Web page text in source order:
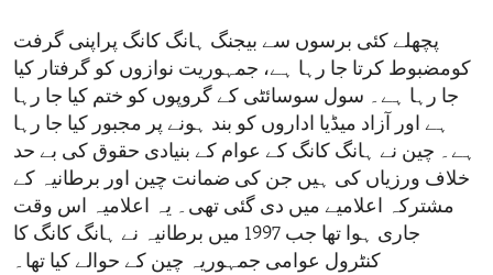
پچھلے کئی برسوں سے بیجنگ ہانگ کانگ پراپنی گرفت
کومضبوط کرتا جا رہا ہے، جمہوریت نوازوں کو گرفتار کیا
جا رہا ہے۔ سول سوسائٹی کے گروپوں کو ختم کیا جا رہا
ہے اور آزاد میڈیا اداروں کو بند ہونے پر مجبور کیا جا رہا
ہے۔ چین نے ہانگ کانگ کے عوام کے بنیادی حقوق کی بے حد
خلاف ورزیاں کی ہیں جن کی ضمانت چین اور برطانیہ کے
مشترکہ اعلامیے میں دی گئی تھی۔ یہ اعلامیہ اس وقت
جاری ہوا تھا جب 1997 میں برطانیہ نے ہانگ کانگ کا
کنٹرول عوامی جمہوریہ چین کے حوالے کیا تھا۔